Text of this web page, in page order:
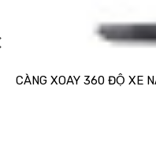
CÀNG XOAY 360 ĐỘ